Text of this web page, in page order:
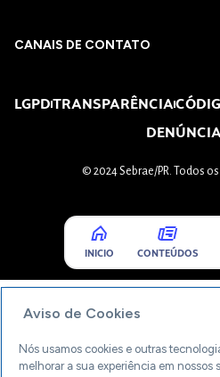
CANAIS DE CONTATO
LGPDTRANSPARÊNCIA
© 2024 Sebrae/PR. Todos
INICIO CONTEÚDOS
Aviso de Cookies
Nós usamos cookies e outras
melhorar a sua experiência em nossos